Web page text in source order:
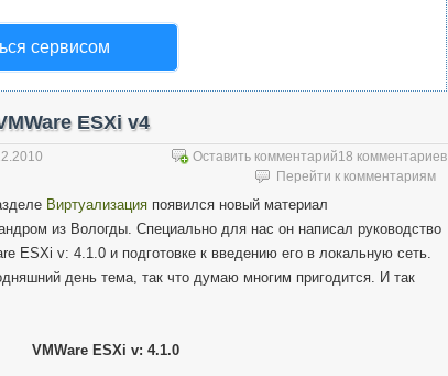
сервисом
ESXi v4
Оставить комментарий18 комментариев
Перейти к комментариям
Виртуализация появился новый материал
из Вологды. Специально для нас он написал руководство
ESXi v: 4.1.0 и подготовке к введению его в локальную сеть.
день тема, так что думаю многим пригодится. И так
VMWare ESXi v: 4.1.0